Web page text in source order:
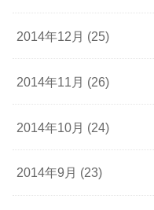
2014年12月 (25)
2014年11月 (26)
2014年10月 (24)
2014年9月 (23)